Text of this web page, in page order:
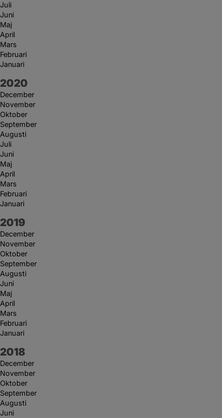
Juli
Juni
Maj
April
Mars
Februari
Januari
År:
2020
December
November
Oktober
September
Augusti
Juli
Juni
Maj
April
Mars
Februari
Januari
År:
2019
December
November
Oktober
September
Augusti
Juni
Maj
April
Mars
Februari
Januari
År:
2018
December
November
Oktober
September
Augusti
Juni